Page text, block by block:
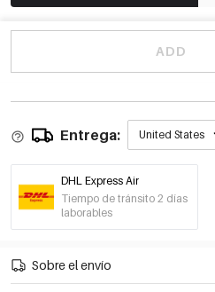
ADD
Entrega: United States
DHL Express Air
Tiempo de tránsito 2 días
laborables
Sobre el envío